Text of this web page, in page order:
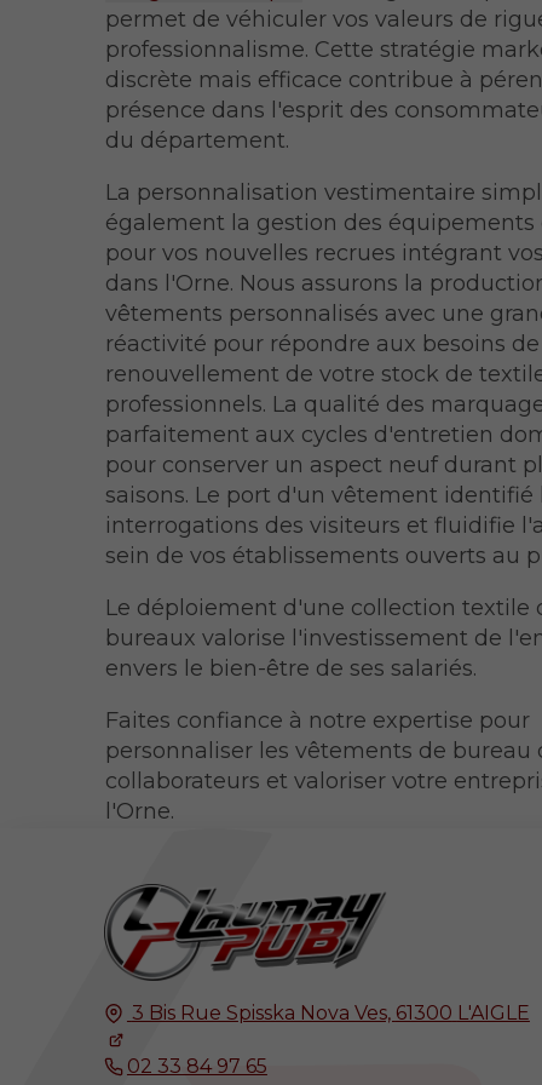
permet de véhiculer vos valeurs de
professionnalisme. Cette stratégie
discrète mais efficace contribue à
présence dans l'esprit des
du département.
La personnalisation vestimentaire
également la gestion des équipements
pour vos nouvelles recrues intégrant
dans l'Orne. Nous assurons la
vêtements personnalisés avec une
réactivité pour répondre aux besoins de
renouvellement de votre stock de
professionnels. La qualité des
parfaitement aux cycles d'entretien
pour conserver un aspect neuf durant
saisons. Le port d'un vêtement identifié
interrogations des visiteurs et fluidifie
sein de vos établissements ouverts au
Le déploiement d'une collection textile
bureaux valorise l'investissement de
envers le bien-être de ses salariés.
Faites confiance à notre expertise pour
personnaliser les vêtements de bureau
collaborateurs et valoriser votre
l'Orne.
3 Bis Rue Spisska Nova Ves, 61300 L'AIGLE
02 33 84 97 65